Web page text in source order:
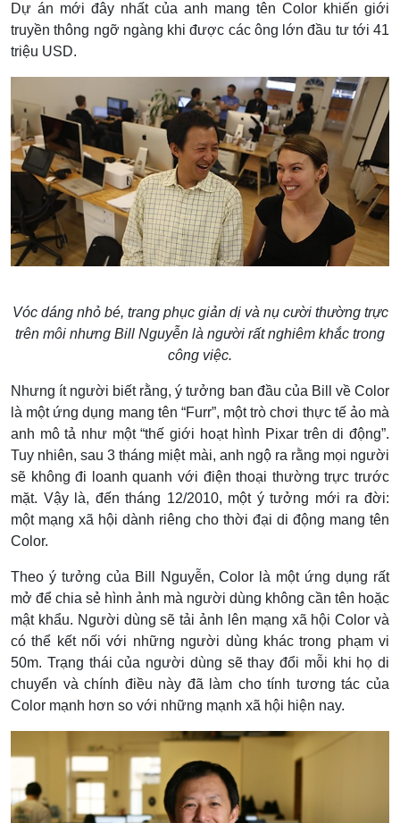
Dự án mới đây nhất của anh mang tên Color khiến giới
truyền thông ngỡ ngàng khi được các ông lớn đầu tư tới 41
triệu USD.
Vóc dáng nhỏ bé, trang phục giản dị và nụ cười thường trực
trên môi nhưng Bill Nguyễn là người rất nghiêm khắc trong
công việc.
Nhưng ít người biết rằng, ý tưởng ban đầu của Bill về Color
là một ứng dụng mang tên “Furr”, một trò chơi thực tế ảo mà
anh mô tả như một “thế giới hoạt hình Pixar trên di động”.
Tuy nhiên, sau 3 tháng miệt mài, anh ngộ ra rằng mọi người
sẽ không đi loanh quanh với điện thoại thường trực trước
mặt. Vậy là, đến tháng 12/2010, một ý tưởng mới ra đời:
một mạng xã hội dành riêng cho thời đại di động mang tên
Color.
Theo ý tưởng của Bill Nguyễn, Color là một ứng dụng rất
mở để chia sẻ hình ảnh mà người dùng không cần tên hoặc
mật khẩu. Người dùng sẽ tải ảnh lên mạng xã hội Color và
có thể kết nối với những người dùng khác trong phạm vi
50m. Trạng thái của người dùng sẽ thay đổi mỗi khi họ di
chuyển và chính điều này đã làm cho tính tương tác của
Color mạnh hơn so với những mạnh xã hội hiện nay.